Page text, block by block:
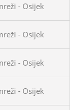
- Osijek
- Osijek
- Osijek
- Osijek